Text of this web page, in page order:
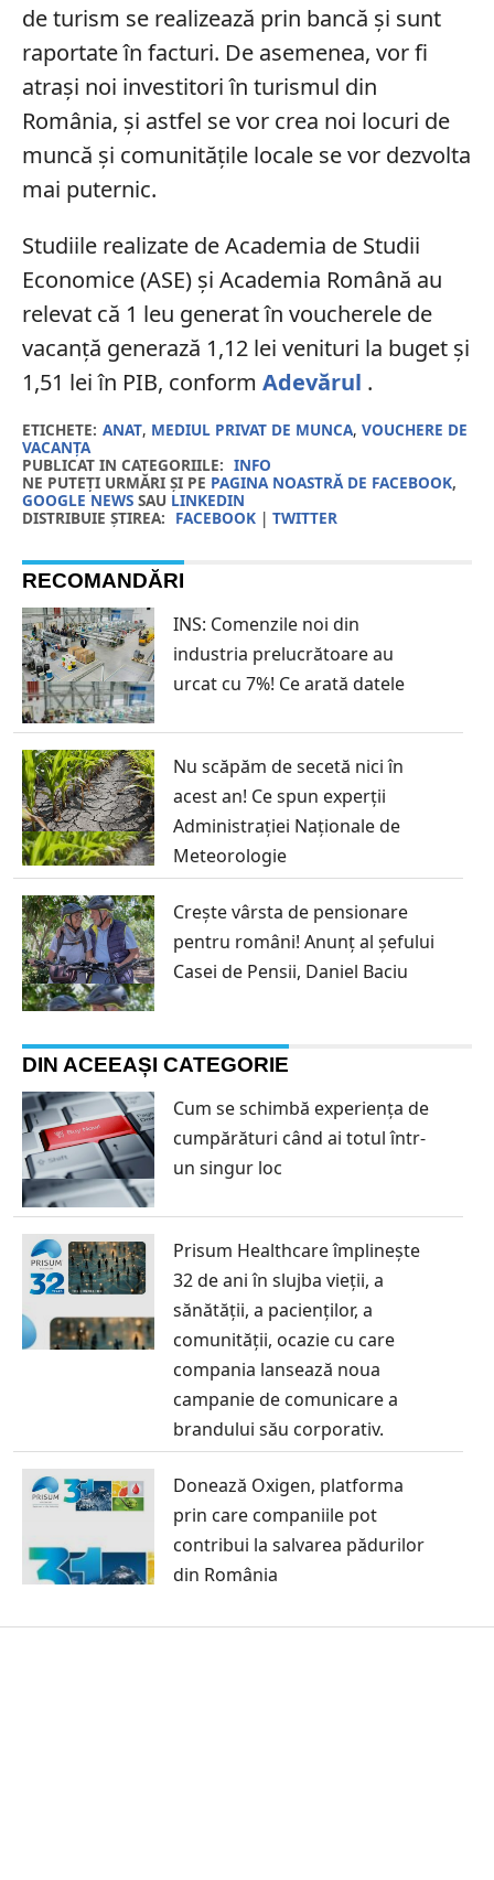
de turism se realizează prin bancă și sunt
raportate în facturi. De asemenea, vor fi
atrași noi investitori în turismul din
România, și astfel se vor crea noi locuri de
muncă și comunitățile locale se vor dezvolta
mai puternic.
Studiile realizate de Academia de Studii
Economice (ASE) și Academia Română au
relevat că 1 leu generat în voucherele de
vacanță generază 1,12 lei venituri la buget și
1,51 lei în PIB, conform Adevărul .
ETICHETE: ANAT, MEDIUL PRIVAT DE MUNCA, VOUCHERE DE
VACANȚA
PUBLICAT IN CATEGORIILE: INFO
NE PUTEȚI URMĂRI ȘI PE PAGINA NOASTRĂ DE FACEBOOK,
GOOGLE NEWSSAU LINKEDIN
DISTRIBUIE ȘTIREA: FACEBOOK| TWITTER
RECOMANDĂRI
INS: Comenzile noi din
industria prelucrătoare au
urcat cu 7%! Ce arată datele
Nu scăpăm de secetă nici în
acest an! Ce spun experții
Administrației Naționale de
Meteorologie
Crește vârsta de pensionare
pentru români! Anunț al șefului
Casei de Pensii, Daniel Baciu
DIN ACEEAȘI CATEGORIE
Cum se schimbă experiența de
cumpărături când ai totul într-
un singur loc
Prisum Healthcare împlinește
32 de ani în slujba vieții, a
sănătății, a pacienților, a
comunității, ocazie cu care
compania lansează noua
campanie de comunicare a
brandului său corporativ.
Donează Oxigen, platforma
prin care companiile pot
contribui la salvarea pădurilor
din România